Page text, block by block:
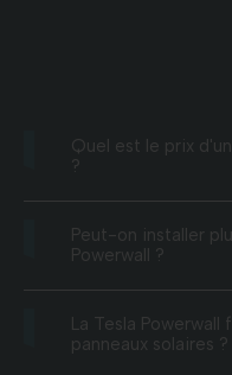
Quel est le prix
?
Peut-on installer
Powerwall ?
La Tesla
panneaux solaires ?